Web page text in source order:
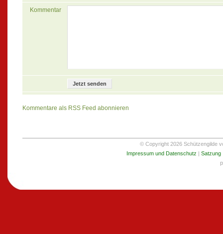
Kommentar
Kommentare als RSS Feed abonnieren
© Copyright 2026 Schützengilde
Impressum und Datenschutz
Satzung